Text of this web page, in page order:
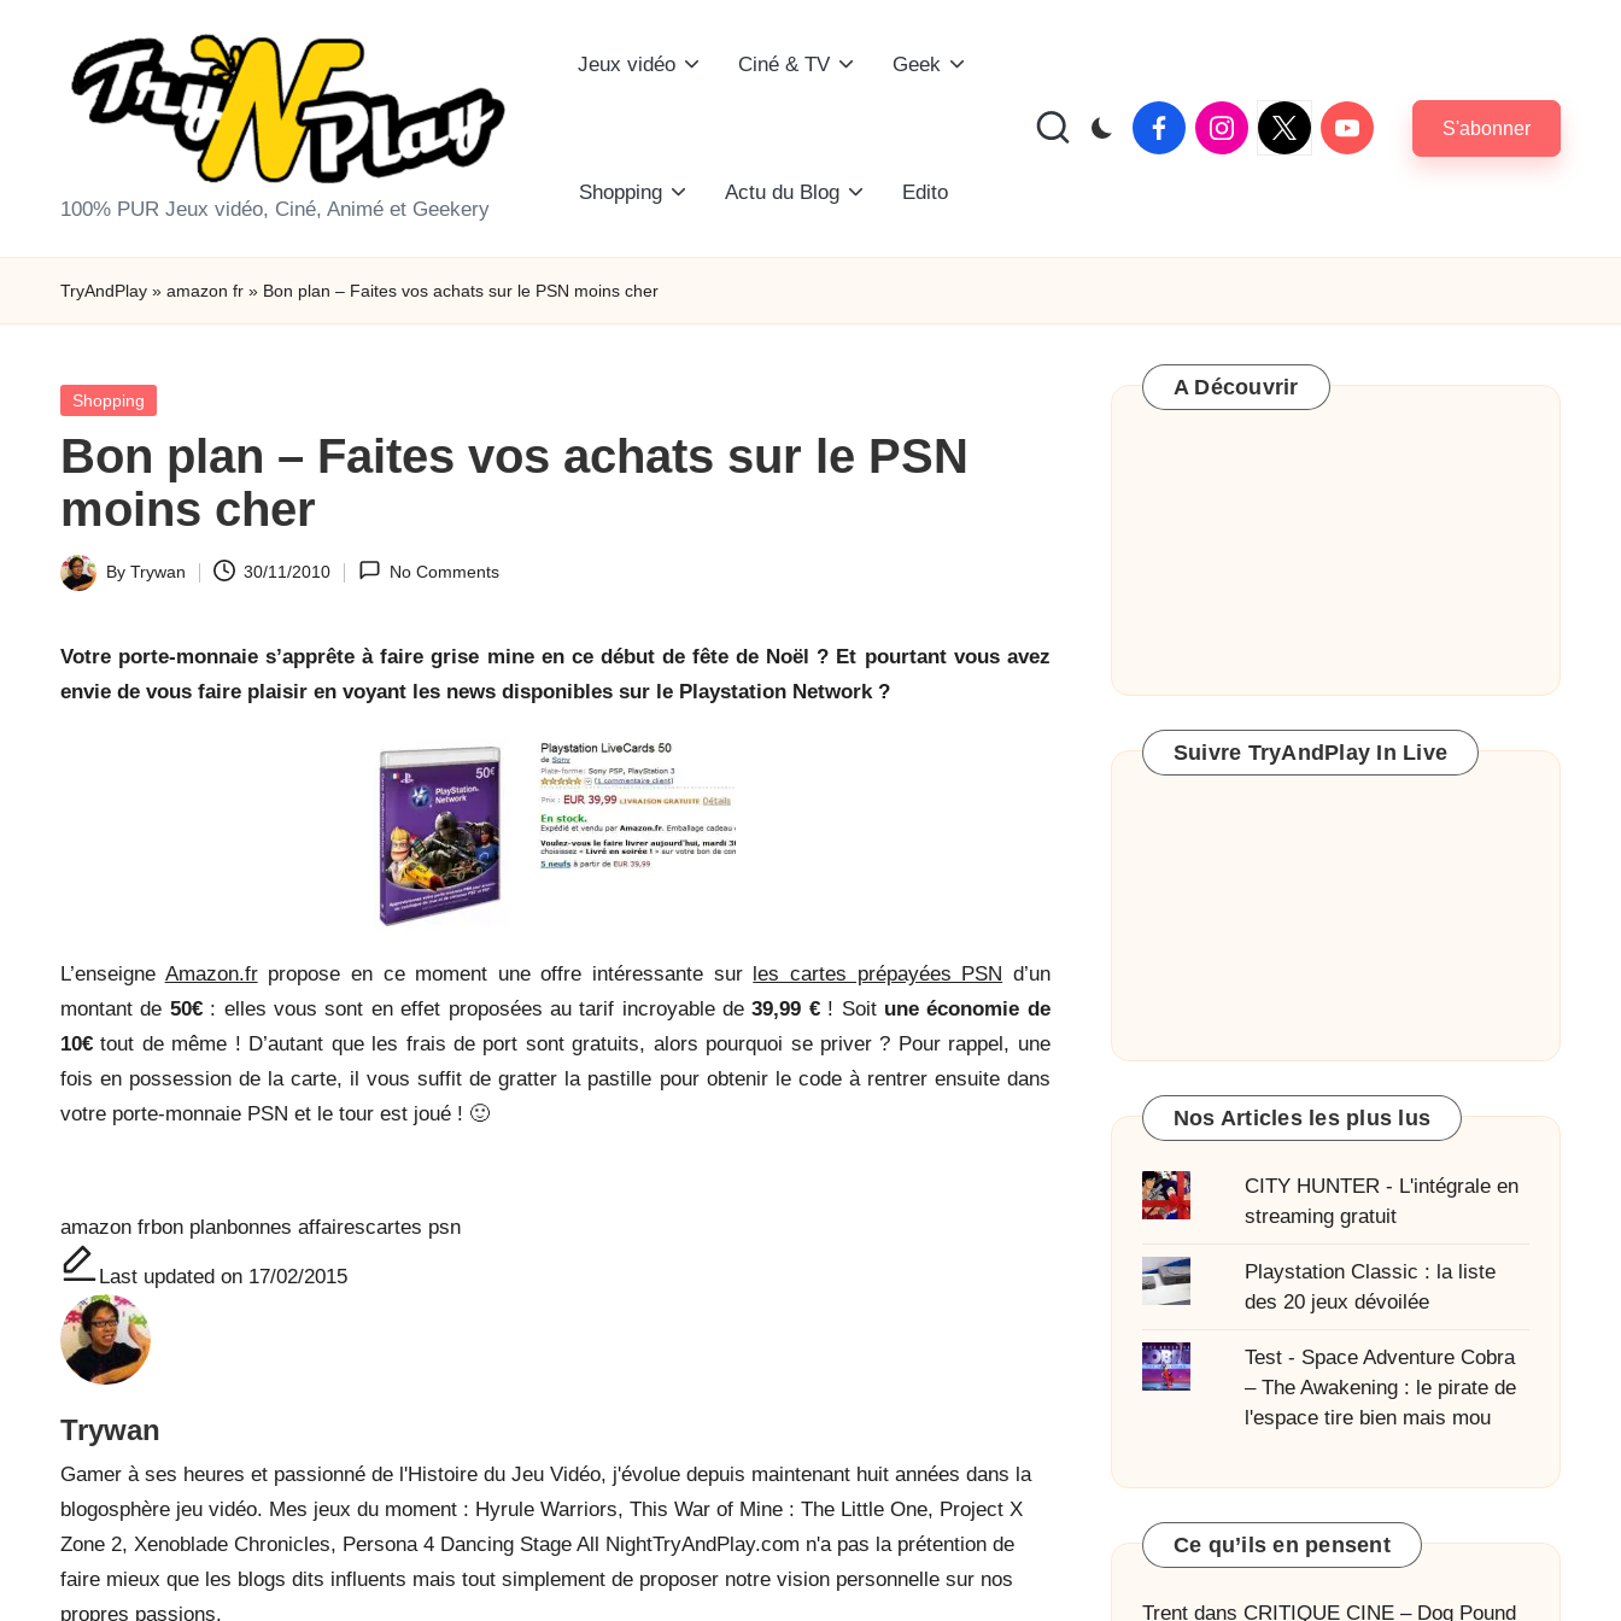
T
r
y
A
n
d
P
la
y.
c
100% PUR Jeux vidéo, Ciné, Animé et Geekery
Jeux vidéo Ciné & TV Geek
Shopping Actu du Blog Edito
FacebookInstagram
X
Youtube S'abonner
TryAndPlay » amazon fr » Bon plan – Faites vos achats sur le PSN moins cher
Posted
Shopping
Bon plan – Faites vos achats sur le PSN
moins cher
Posted
By Trywan 30/11/2010 No Comments
Votre porte-monnaie s’apprête à faire grise mine en ce début de fête de Noël ? Et pourtant vous avez
envie de vous faire plaisir en voyant les news disponibles sur le Playstation Network ?
L’enseigne Amazon.frpropose en ce moment une offre intéressante sur les cartes prépayées PSN d’un
montant de 50€: elles vous sont en effet proposées au tarif incroyable de39,99 €! Soit une économie de
10€ tout de même ! D’autant que les frais de port sont gratuits, alors pourquoi se priver ? Pour rappel, une
fois en possession de la carte, il vous suffit de gratter la pastille pour obtenir le code à rentrer ensuite dans
votre porte-monnaie PSN et le tour est joué ! 🙂
Tags:
amazon frbon planbonnes affairescartes psn
Last updated on 17/02/2015
Trywan
Gamer à ses heures et passionné de l'Histoire du Jeu Vidéo, j'évolue depuis maintenant huit années dans la
blogosphère jeu vidéo. Mes jeux du moment : Hyrule Warriors, This War of Mine : The Little One, Project X
Zone 2, Xenoblade Chronicles, Persona 4 Dancing Stage All NightTryAndPlay.com n'a pas la prétention de
faire mieux que les blogs dits influents mais tout simplement de proposer notre vision personnelle sur nos
propres passions.
A Découvrir
Suivre TryAndPlay In Live
Nos Articles les plus lus
CITY HUNTER - L'intégrale en
streaming gratuit
Playstation Classic : la liste
des 20 jeux dévoilée
Test - Space Adventure Cobra
– The Awakening : le pirate de
l'espace tire bien mais mou
Ce qu’ils en pensent
Trentdans CRITIQUE CINE – Dog Pound